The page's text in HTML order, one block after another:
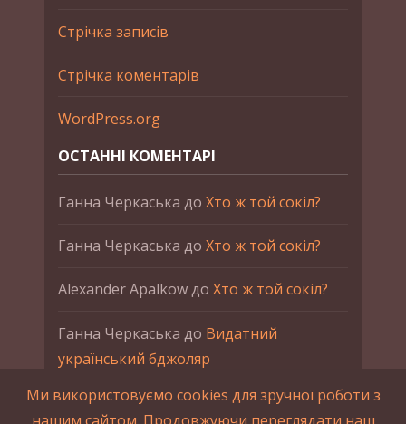
Стрічка записів
Стрічка коментарів
WordPress.org
ОСТАННІ КОМЕНТАРІ
Ганна Черкаська до Хто ж той сокіл?
Ганна Черкаська до Хто ж той сокіл?
Alexander Apalkowдо Хто ж той сокіл?
Ганна Черкаська до Видатний
український бджоляр
Ганна ЧеркаськадоПетро Франко
Ми використовуємо cookies для зручної роботи з
нашим сайтом. Продовжуючи переглядати наш